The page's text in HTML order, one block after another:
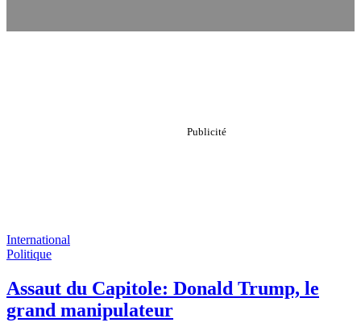
International
Politique
Assaut du Capitole: Donald Trump, le
grand manipulateur